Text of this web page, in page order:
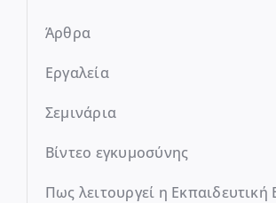
Άρθρα
Εργαλεία
Σεμινάρια
Βίντεο εγκυμοσύνης
Πως λειτουργεί η